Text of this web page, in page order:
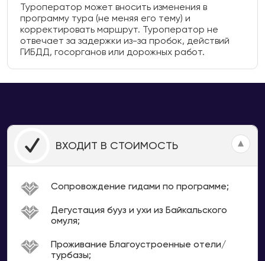
Туроператор может вносить изменения в
программу тура (не меняя его тему) и
корректировать маршрут. Туроператор не
отвечает за задержки из-за пробок, действий
ГИБДД, госорганов или дорожных работ.
ВХОДИТ В СТОИМОСТЬ
Сопровождение гидами по программе;
Дегустация бууз и ухи из Байкальского
омуля;
Проживание Благоустроенные отели/
турбазы;